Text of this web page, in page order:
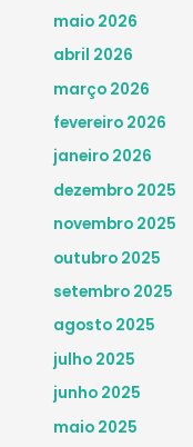
maio 2026
abril 2026
março 2026
fevereiro 2026
janeiro 2026
dezembro 2025
novembro 2025
outubro 2025
setembro 2025
agosto 2025
julho 2025
junho 2025
maio 2025